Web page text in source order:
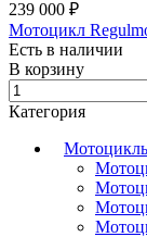
239 000 ₽
Мотоцикл
Есть в наличии
В корзину
Категория